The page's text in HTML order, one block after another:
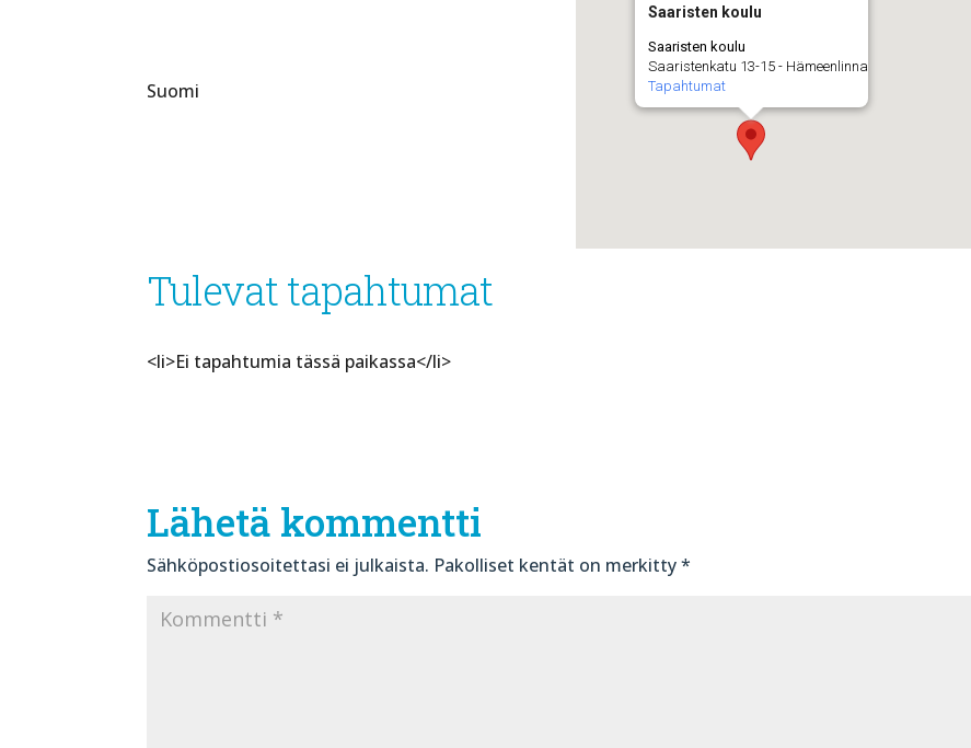
Saaristen koulu
Saaristen koulu
Saaristenkatu 13-15 - Hämeenlinna
Tapahtumat
Suomi
Tulevat tapahtumat
<li>Ei tapahtumia tässä paikassa</li>
Lähetä kommentti
Sähköpostiosoitettasi ei julkaista. Pakolliset kentät on merkitty*